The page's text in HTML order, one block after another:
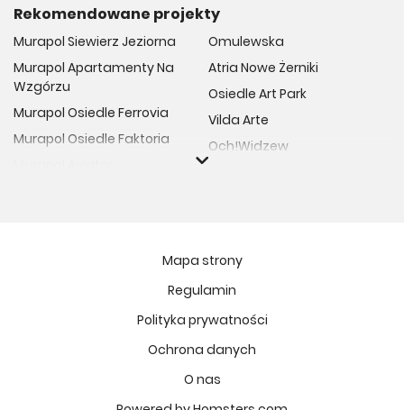
Rekomendowane projekty
Murapol Siewierz Jeziorna
Murapol Apartamenty Na
Wzgórzu
Murapol Osiedle Ferrovia
Murapol Osiedle Faktoria
Murapol Osiedle Szafirove
Omulewska
Atria Nowe Żerniki
Osiedle Art Park
Vilda Arte
Och!Widzew
Fort Natura Etap II
Osiedle Imbramowskie
MIASTECZKO NOVA FALA
Mapa strony
Regulamin
Polityka prywatności
Ochrona danych
O nas